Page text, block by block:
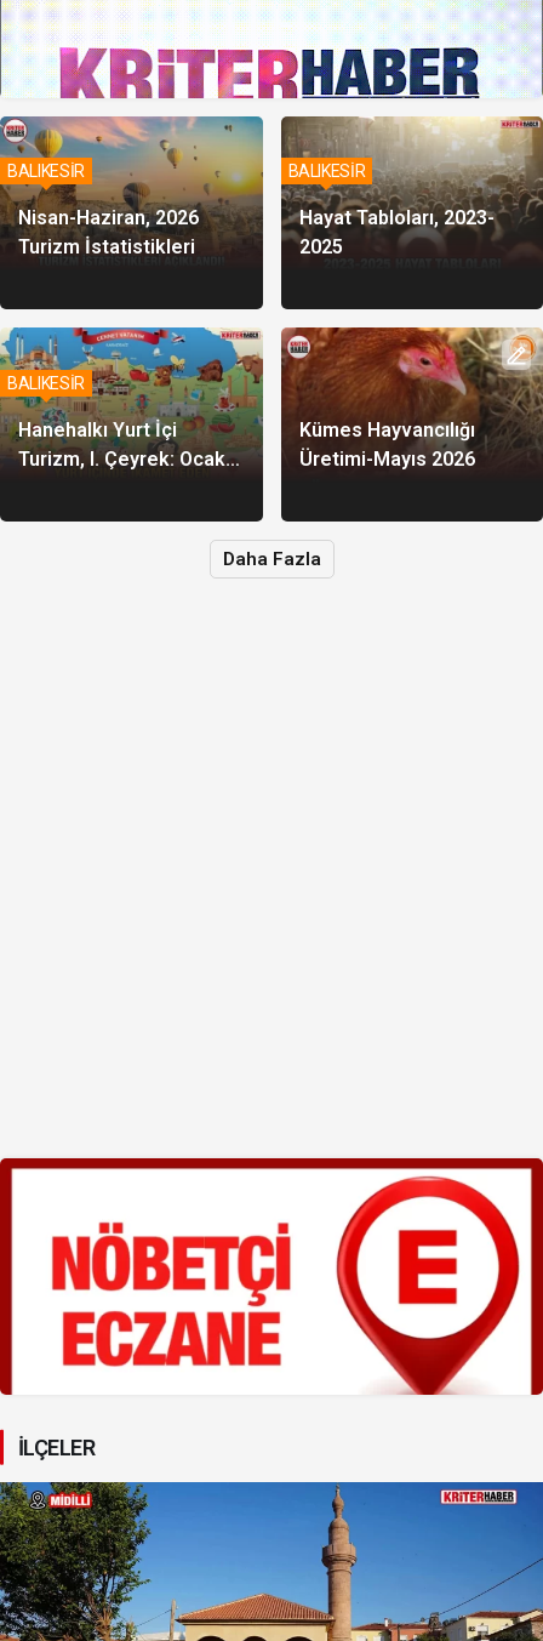
Nisan-Haziran, 2026
Turizm İstatistikleri
BALIKESİR
Hayat Tabloları, 2023-
2025
BALIKESİR
Hanehalkı Yurt İçi
Turizm, I. Çeyrek: Ocak-
BALIKESİR
Kümes Hayvancılığı
Üretimi-Mayıs 2026
Daha Fazla
İLÇELER